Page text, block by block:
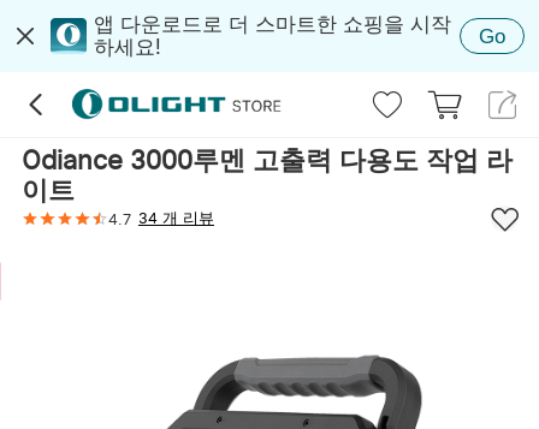
앱 다운로드로 더 스마트한 쇼핑을 시작
하세요!
Go
Odiance 3000루멘 고출력 다용도 작업 라
이트
4.7 34 개 리뷰